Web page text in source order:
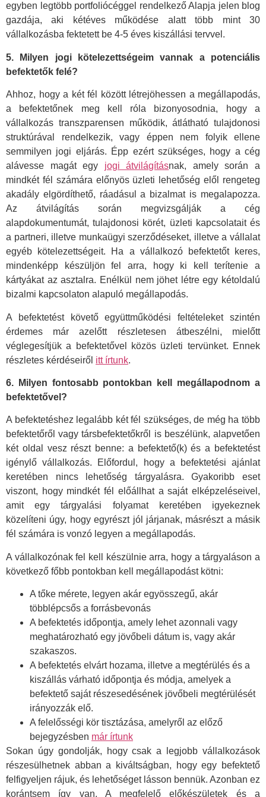
egyben legtöbb portfoliócéggel rendelkező Alapja jelen blog
gazdája, aki kétéves működése alatt több mint 30
vállalkozásba fektetett be 4-5 éves kiszállási tervvel.
5. Milyen jogi kötelezettségeim vannak a potenciális
befektetők felé?
Ahhoz, hogy a két fél között létrejöhessen a megállapodás,
a befektetőnek meg kell róla bizonyosodnia, hogy a
vállalkozás transzparensen működik, átlátható tulajdonosi
struktúrával rendelkezik, vagy éppen nem folyik ellene
semmilyen jogi eljárás. Épp ezért szükséges, hogy a cég
alávesse magát egy jogi átvilágításnak, amely során a
mindkét fél számára előnyös üzleti lehetőség elől rengeteg
akadály elgördíthető, ráadásul a bizalmat is megalapozza.
Az átvilágítás során megvizsgálják a cég
alapdokumentumát, tulajdonosi körét, üzleti kapcsolatait és
a partneri, illetve munkaügyi szerződéseket, illetve a vállalat
egyéb kötelezettségeit. Ha a vállalkozó befektetőt keres,
mindenképp készüljön fel arra, hogy ki kell terítenie a
kártyákat az asztalra. Enélkül nem jöhet létre egy kétoldalú
bizalmi kapcsolaton alapuló megállapodás.
A befektetést követő együttműködési feltételeket szintén
érdemes már azelőtt részletesen átbeszélni, mielőtt
véglegesítjük a befektetővel közös üzleti tervünket. Ennek
részletes kérdéseiről itt írtunk.
6. Milyen fontosabb pontokban kell megállapodnom a
befektetővel?
A befektetéshez legalább két fél szükséges, de még ha több
befektetőről vagy társbefektetőkről is beszélünk, alapvetően
két oldal vesz részt benne: a befektető(k) és a befektetést
igénylő vállalkozás. Előfordul, hogy a befektetési ajánlat
keretében nincs lehetőség tárgyalásra. Gyakoribb eset
viszont, hogy mindkét fél előállhat a saját elképzeléseivel,
amit egy tárgyalási folyamat keretében igyekeznek
közelíteni úgy, hogy egyrészt jól járjanak, másrészt a másik
fél számára is vonzó legyen a megállapodás.
A vállalkozónak fel kell készülnie arra, hogy a tárgyaláson a
következő főbb pontokban kell megállapodást kötni:
A tőke mérete, legyen akár egyösszegű, akár
többlépcsős a forrásbevonás
A befektetés időpontja, amely lehet azonnali vagy
meghatározható egy jövőbeli dátum is, vagy akár
szakaszos.
A befektetés elvárt hozama, illetve a megtérülés és a
kiszállás várható időpontja és módja, amelyek a
befektető saját részesedésének jövőbeli megtérülését
irányozzák elő.
A felelősségi kör tisztázása, amelyről az előző
bejegyzésben már írtunk
Sokan úgy gondolják, hogy csak a legjobb vállalkozások
részesülhetnek abban a kiváltságban, hogy egy befektető
felfigyeljen rájuk, és lehetőséget lásson bennük. Azonban ez
korántsem így van. A megfelelő előkészületek és a